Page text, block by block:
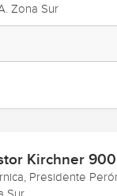
Zona Sur
Kirchner 900
Presidente